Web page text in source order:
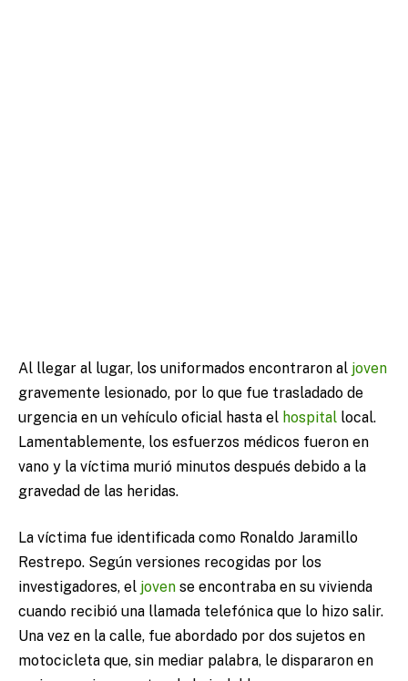
Al llegar al lugar, los uniformados encontraron al joven
gravemente lesionado, por lo que fue trasladado de
urgencia en un vehículo oficial hasta el hospital local.
Lamentablemente, los esfuerzos médicos fueron en
vano y la víctima murió minutos después debido a la
gravedad de las heridas.
La víctima fue identificada como Ronaldo Jaramillo
Restrepo. Según versiones recogidas por los
investigadores, el joven se encontraba en su vivienda
cuando recibió una llamada telefónica que lo hizo salir.
Una vez en la calle, fue abordado por dos sujetos en
motocicleta que, sin mediar palabra, le dispararon en